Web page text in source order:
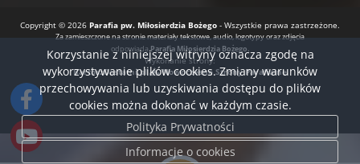
Copyright © 2026 Parafia pw. Miłosierdzia Bożego - Wszystkie prawa zastrzeżone.
Za zamieszczone na stronie materiały tekstowe, audio, logotypy oraz zdjęcia
odpowiadaParafia Miłosierdzia Bożego.
Wykonanie strony:
BartoszDostatni.pl
Nowoczesne Strony Parafialne
Korzystanie z niniejszej witryny oznacza zgodę na
wykorzystywanie plików cookies. Zmiany warunków
przechowywania lub uzyskiwania dostępu do plików
cookies można dokonać w każdym czasie.
Polityka Prywatności
Informacje o cookies